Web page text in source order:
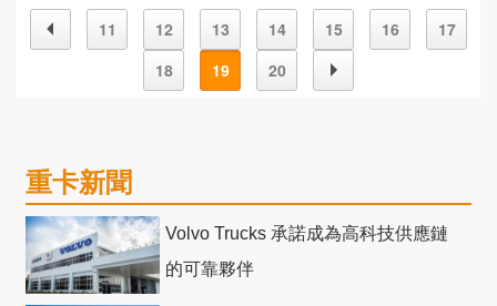
11 12 13 14 15 16
17
18
19 20
重卡新聞
Volvo Trucks 承諾成為高科技供應鏈
的可靠夥伴